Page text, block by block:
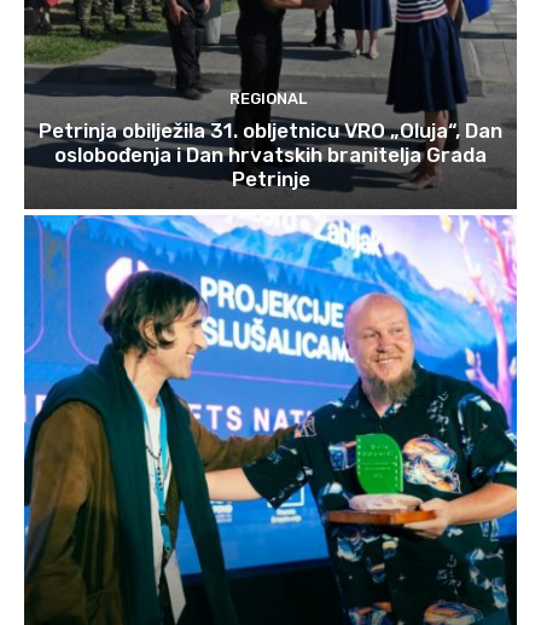
REGIONAL
Petrinja obilježila 31. obljetnicu VRO „Oluja“, Dan
oslobođenja i Dan hrvatskih branitelja Grada
Petrinje